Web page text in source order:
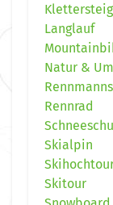
Klettersteig
Langlauf
Natur &
Rennrad
Skialpin
Skitour